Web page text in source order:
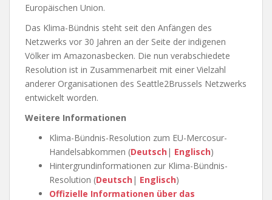
Europäischen Union.
Das Klima-Bündnis steht seit den Anfängen des
Netzwerks vor 30 Jahren an der Seite der indigenen
Völker im Amazonasbecken. Die nun verabschiedete
Resolution ist in Zusammenarbeit mit einer Vielzahl
anderer Organisationen des Seattle2Brussels Netzwerks
entwickelt worden.
Weitere Informationen
Klima-Bündnis-Resolution zum EU-Mercosur-
Handelsabkommen (Deutsch| Englisch)
Hintergrundinformationen zur Klima-Bündnis-
Resolution (Deutsch| Englisch)
Offizielle Informationen über das